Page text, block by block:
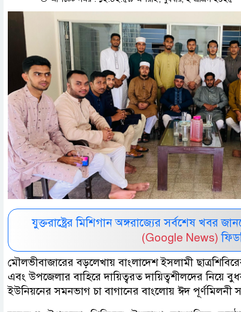
যুক্তরাষ্ট্রের মিশিগান অঙ্গরাজ্যের সর্বশেষ খবর
(Google News)
মৌলভীবাজারের বড়লেখায় বাংলাদেশ ইসলামী
এবং উপজেলার বাহিরে দায়িত্বরত দায়িত্বশীলদের নিয়ে
ইউনিয়নের সমনভাগ চা বাগানের বাংলোয় ঈদ পূর্ণমিলনী